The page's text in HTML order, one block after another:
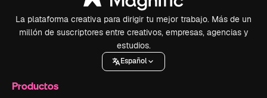
La plataforma creativa para dirigir tu mejor trabajo. Más de un
millón de suscriptores entre creativos, empresas, agencias y
estudios.
Español
Productos